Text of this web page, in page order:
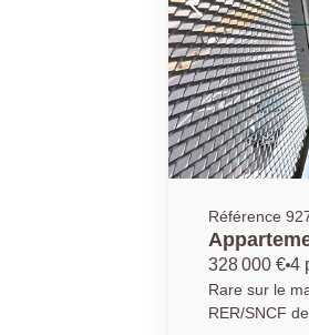
Référence
328 000 € 4
Rare sur le
RER/SNCF